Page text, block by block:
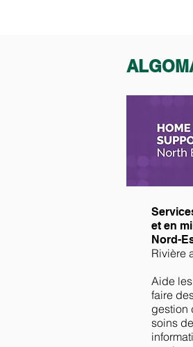
et en
Nord-
Rivière
Aide
faire
gestion
soins